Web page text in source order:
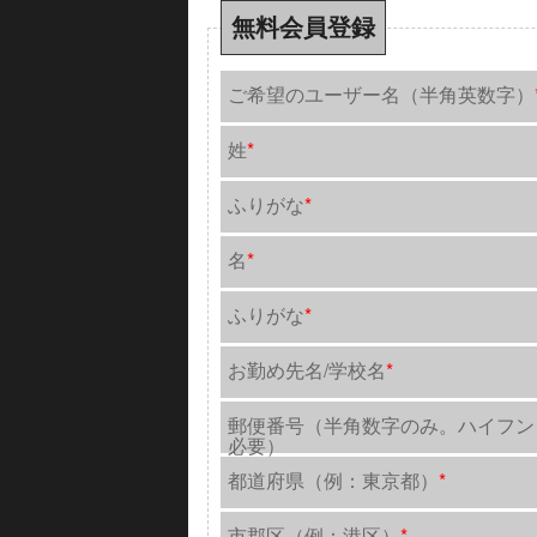
無料会員登録
ご希望のユーザー名（半角英数字）
姓*
ふりがな*
名*
ふりがな*
お勤め先名/学校名*
郵便番号（半角数字のみ。ハイフン
必要）
都道府県（例：東京都） *